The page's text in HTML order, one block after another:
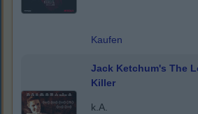
Kaufen
Jack Ketchum's The
Killer
k.A.